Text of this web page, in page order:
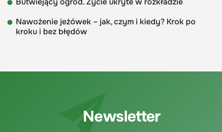
Nawożenie jeżówek – jak, czym i kiedy? Krok po
kroku i bez błędów
Newsletter